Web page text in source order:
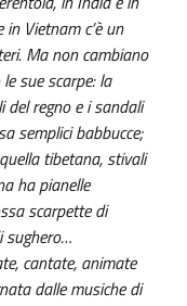
in Vietnam c’è un
Ma non cambiano
sue scarpe: la
del regno e i sandali
semplici babbucce;
tibetana, stivali
ha pianelle
scarpette di
sughero…
cantate, animate
dalle musiche di